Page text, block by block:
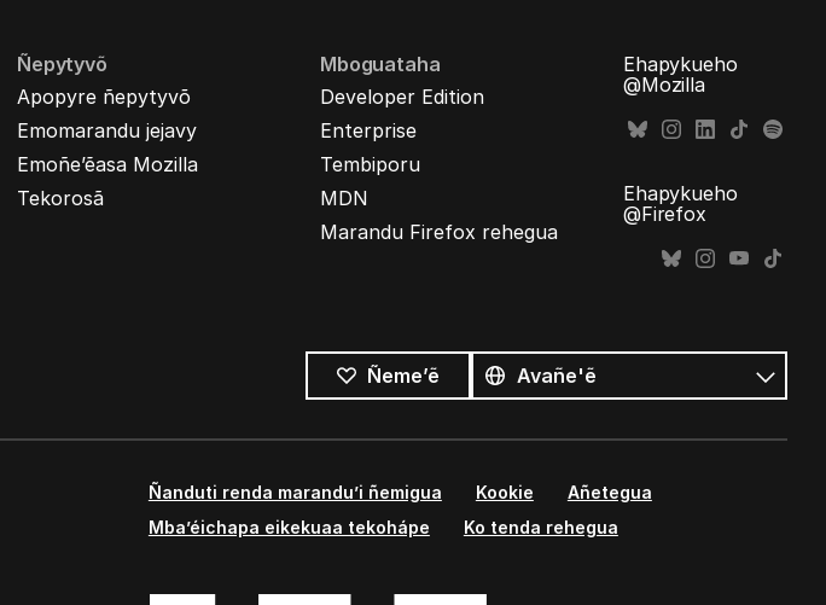
Ñepytyvõ
Apopyre ñepytyvõ
Emomarandu jejavy
Emoñe’ẽasa Mozilla
Tekorosã
Mboguataha
Developer Edition
Enterprise
Tembiporu
MDN
Marandu Firefox rehegua
Ehapykueho
@Mozilla
Ehapykueho
@Firefox
Ñeme’ẽ
ñe’ẽ
Ñe’ẽ
Ñanduti renda marandu’i ñemigua Kookie
Añetegua
Mba’éichapa eikekuaa tekohápe
Ko tenda rehegua